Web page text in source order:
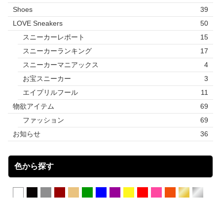
Shoes
39
LOVE Sneakers
50
スニーカーレポート
15
スニーカーランキング
17
スニーカーマニアックス
4
お宝スニーカー
3
エイプリルフール
11
物欲アイテム
69
ファッション
69
お知らせ
36
色から探す